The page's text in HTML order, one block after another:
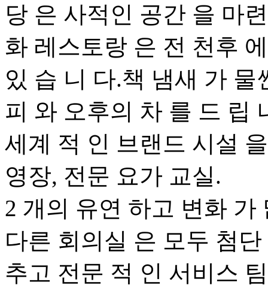
당 은 사적인 공간 을 마
화 레스토랑 은 전 천후
있 습 니 다.책 냄새 가
피 와 오후의 차 를 드 립
세계 적 인 브랜드 시설
영장, 전문 요가 교실.
2 개의 유연 하고 변화 가
다른 회의실 은 모두 첨
추고 전문 적 인 서비스